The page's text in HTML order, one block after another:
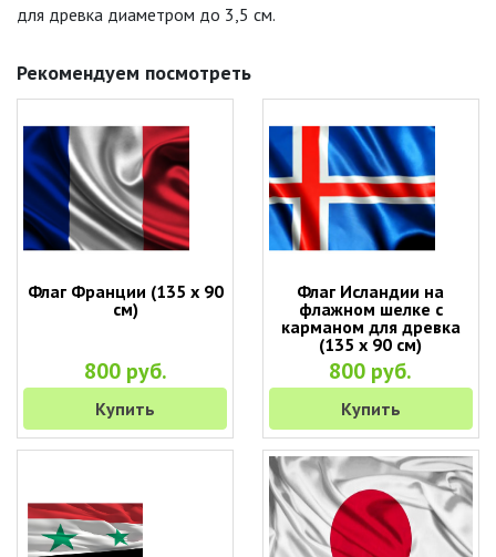
для древка диаметром до 3,5 см.
Рекомендуем посмотреть
Флаг Франции (135 х 90
см)
800 руб.
Купить
Флаг Исландии на
флажном шелке с
карманом для древка
(135 х 90 см)
800 руб.
Купить